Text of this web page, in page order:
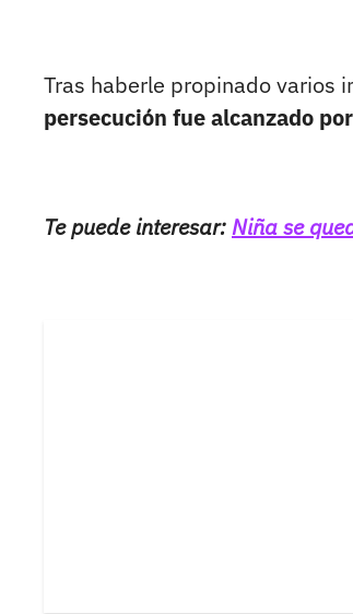
Tras haberle propinado varios
persecución fue alcanzado
Te puede interesar:Niña se